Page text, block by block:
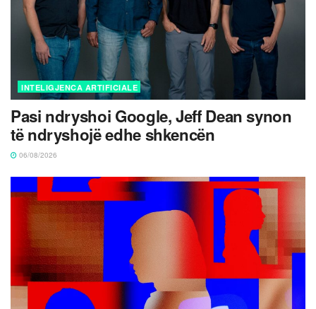
INTELIGJENCA ARTIFICIALE
Pasi ndryshoi Google, Jeff Dean synon
të ndryshojë edhe shkencën
06/08/2026